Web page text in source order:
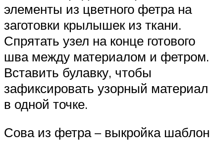
элементы из цветного фетра на
заготовки крылышек из ткани.
Спрятать узел на конце готового
шва между материалом и фетром.
Вставить булавку, чтобы
зафиксировать узорный материал
в одной точке.
Сова из фетра – выкройка шаблон